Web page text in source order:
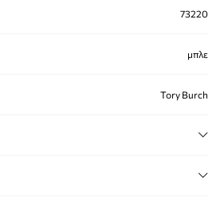
73220
μπλε
Tory Burch